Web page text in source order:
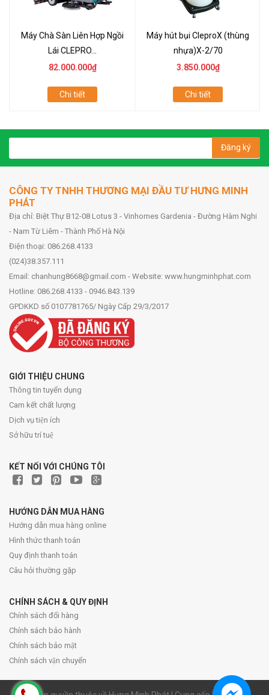
Máy Chà Sàn Liên Hợp Ngồi
Lái CLEPRO...
82.000.000₫
Chi tiết
Máy hút bụi CleproX (thùng
nhựa)X-2/70
3.850.000₫
Chi tiết
Đăng ký
CÔNG TY TNHH THƯƠNG MẠI ĐẦU TƯ HƯNG MINH
PHÁT
Địa chỉ: Biệt Thự B12-08 Lotus 3 - Vinhomes Gardenia - Đường Hàm Nghi
- Nam Từ Liêm - Thành Phố Hà Nội
Điện thoại: 086.268.4133
(024)38.357.111
Email: chanhung8668@gmail.com - Website: www.hungminhphat.com
Hotline: 086.268.4133 - 0946.843.139
GPDKKD số 0107781765/ Ngày Cấp 29/3/2017
GIỚI THIỆU CHUNG
Thông tin tuyển dụng
Cam kết chất lượng
Dịch vụ tiện ích
Sở hữu trí tuệ
KẾT NỐI VỚI CHÚNG TÔI
HƯỚNG DẪN MUA HÀNG
Hướng dẫn mua hàng online
Hình thức thanh toán
Quy định thanh toán
Câu hỏi thường gặp
CHÍNH SÁCH & QUY ĐỊNH
Chính sách đổi hàng
Chính sách bảo hành
Chính sách bảo mật
Chính sách vận chuyển